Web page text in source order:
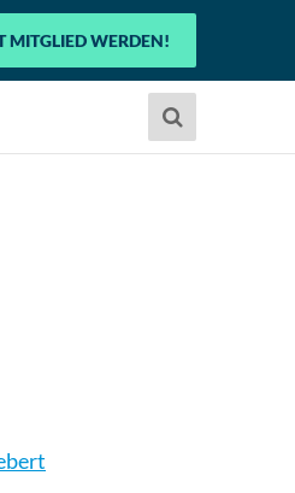
MITGLIED WERDEN!
Verwende
die